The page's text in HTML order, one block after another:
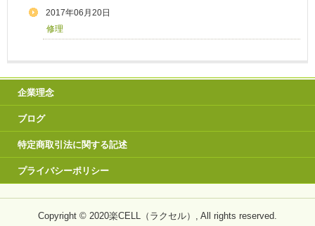
2017年06月20日
修理
企業理念
ブログ
特定商取引法に関する記述
プライバシーポリシー
Copyright © 2020楽CELL（ラクセル）, All rights reserved.